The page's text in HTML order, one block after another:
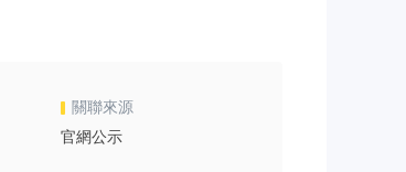
關聯來源
官網公示